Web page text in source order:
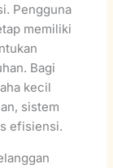
Pengguna
memiliki
Bagi
kecil
sistem
efisiensi.